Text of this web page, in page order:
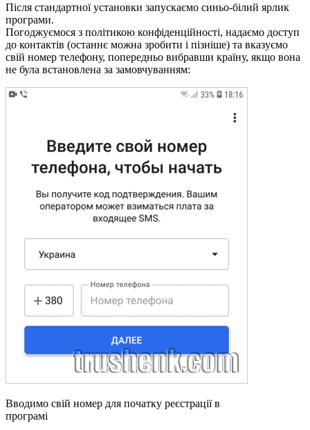
Після стандартної установки запускаємо синьо-білий ярлик
програми.
Погоджуємося з політикою конфіденційності, надаємо доступ
до контактів (останнє можна зробити і пізніше) та вказуємо
свій номер телефону, попередньо вибравши країну, якщо вона
не була встановлена за замовчуванням:
Вводимо свій номер для початку реєстрації в
програмі